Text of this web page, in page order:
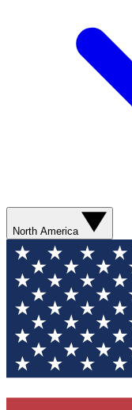
North America